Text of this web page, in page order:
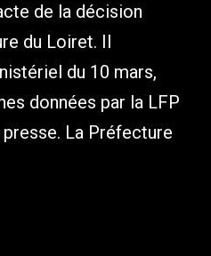
de la décision
du Loiret. Il
du 10 mars,
données par la LFP
La Préfecture